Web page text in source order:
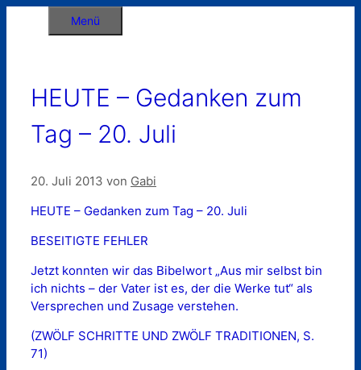
Menü
HEUTE – Gedanken zum
Tag – 20. Juli
20. Juli 2013 von Gabi
HEUTE – Gedanken zum Tag – 20. Juli
BESEITIGTE FEHLER
Jetzt konnten wir das Bibelwort „Aus mir selbst bin
ich nichts – der Vater ist es, der die Werke tut“ als
Versprechen und Zusage verstehen.
(ZWÖLF SCHRITTE UND ZWÖLF TRADITIONEN, S.
71)